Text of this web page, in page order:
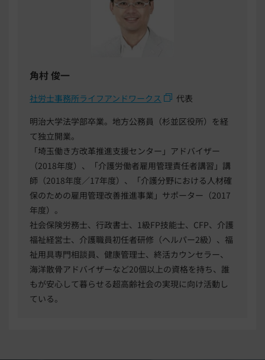
角村 俊一
社労士事務所ライフアンドワークス
代表
明治大学法学部卒業。地方公務員（杉並区役所）を経
て独立開業。
「埼玉働き方改革推進支援センター」アドバイザー
（2018年度）、「介護労働者雇用管理責任者講習」講
師（2018年度／17年度）、「介護分野における人材確
保のための雇用管理改善推進事業」サポーター（2017
年度）。
社会保険労務士、行政書士、1級FP技能士、CFP、介護
福祉経営士、介護職員初任者研修（ヘルパー2級）、福
祉用具専門相談員、健康管理士、終活カウンセラー、
海洋散骨アドバイザーなど20個以上の資格を持ち、誰
もが安心して暮らせる超高齢社会の実現に向け活動し
ている。